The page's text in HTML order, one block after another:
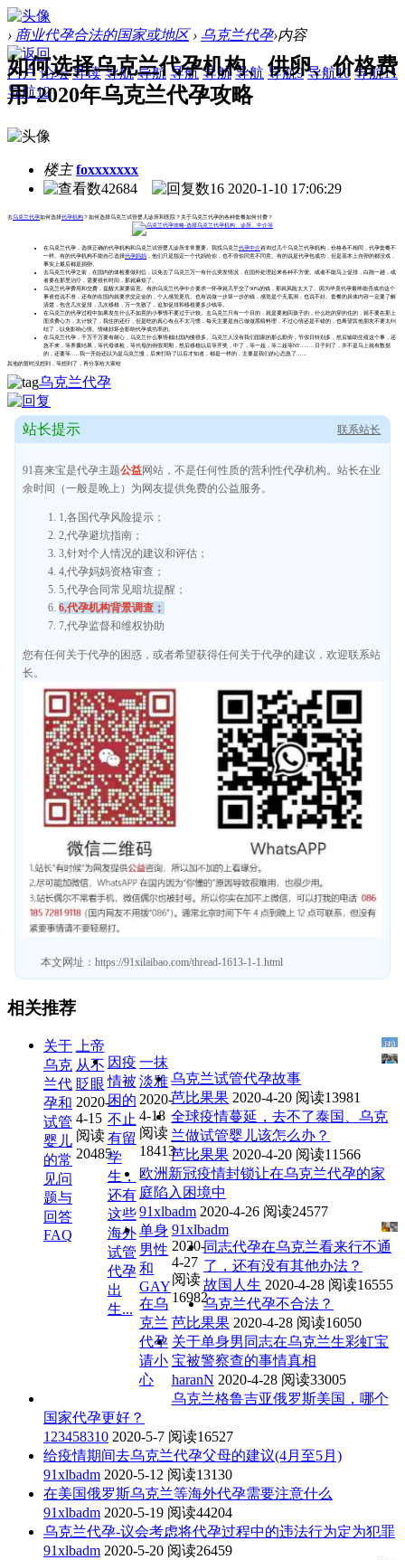
› 商业代孕合法的国家或地区 › 乌克兰代孕›内容
门户 论坛 导读 导航 导航 导航 导航 导航 导航9 导航10 导航11
导航12
如何选择乌克兰代孕机构、供卵、价格费
用-2020年乌克兰代孕攻略
楼主 foxxxxxxx
42684
16 2020-1-10 17:06:29
去乌克兰代孕如何选择代孕机构？如何选择乌克兰试管婴儿诊所和医院？关于乌克兰代孕的各种套餐如何付费？
在乌克兰代孕，选择正确的代孕机构和乌克兰试管婴儿诊所非常重要。我找乌克兰代孕中介咨询过几个乌克兰代孕机构，价格各不相同，代孕套餐不
一样。有的代孕机构不能自己选择代孕妈妈 ，他们只是指定一个代妈给你，也不管你同意不同意。有的说是代孕包成功，但是基本上自卵的都没戏，
事实上最后都是捐卵。
去乌克兰代孕之前，在国内的体检要做到位，以免去了乌克兰万一有什么突发情况，在国外处理起来各种不方便。或者不能马上促排，白跑一趟，或
者要在那里治疗，需要很长时间，那就麻烦了。
乌克兰代孕费用和交费，提醒大家要留意。有的乌克兰代孕中介要求一怀孕就几乎交了90%的钱，那就风险太大了。因为毕竟代孕最终能否成功这个
事谁也说不准，还有的在国内就要求交定金的，个人感觉更坑。也有说做一步算一步的钱，感觉是个无底洞，也说不好。套餐的具体内容一定要了解
清楚，包含几次促排，几次移植，万一失败了，追加促排和移植要多少钱等。
在乌克兰的代孕过程中如果发生什么不如意的小事情不要过于计较。去乌克兰只有一个目的，就是要抱回孩子的，什么吃的穿的住的，就不要在那上
面浪费心力，太计较了，我住的还行，但是吃的真心有点不太习惯，每天主要是自己做做黑暗料理，不过心情还是不错的，也希望其他朋友不要太纠
结了，以免影响心情。情绪好坏会影响代孕成功率的。
在乌克兰代孕，千万千万要有耐心，乌克兰什么事情都比国内慢很多。乌克兰人没有我们国家的那么勤劳，节假日特别多，然后辅助生殖这个事，还
急不来，等养囊结果，等代母体检，等代母的例假周期，然后移植以后等开奖，中了，等一超，等二超等NT........日子到了，并不是马上就有数据
的，还要等.....我一开始还以为是乌克兰慢，后来打听了以后才知道，都是一样的，主要是我们的心态急了......
其他的暂时没想到，等想到了，再分享给大家哈
乌克兰代孕
站长提示
91喜来宝是代孕主题公益网站，不是任何性质的营利性代孕机构。站长在业
余时间（一般是晚上）为网友提供免费的公益服务。
1,各国代孕风险提示；
2,代孕避坑指南；
3,针对个人情况的建议和评估；
4,代孕妈妈资格审查；
5,代孕合同常见暗坑提醒；
6,代孕机构背景调查；
7,代孕监督和维权协助
您有任何关于代孕的困惑，或者希望获得任何关于代孕的建议，欢迎联系站
长。
本文网址： https://91xilaibao.com/thread-1613-1-1.html
联系站长
相关推荐
关于
乌克
兰代
孕和
试管
婴儿
的常
见问
题与
回答
FAQ
上帝
从不
眨眼
2020-
4-15
阅读
20485
因疫
情被
困的
不止
有留
学
生，
还有
这些
海外
试管
代孕
出
生...
一抹
淡雅
2020-
4-18
阅读
18413
乌克兰试管代孕故事
芭比果果 2020-4-20 阅读13981
全球疫情蔓延，去不了泰国、乌克
兰做试管婴儿该怎么办？
芭比果果 2020-4-20 阅读11566
欧洲新冠疫情封锁让在乌克兰代孕的家
庭陷入困境中
91xlbadm 2020-4-26 阅读24577
单身
男性
和
GAY
在乌
克兰
代孕
请小
心
91xlbadm
2020-
4-27
阅读
16982
同志代孕在乌克兰看来行不通
了，还有没有其他办法？
故国人生 2020-4-28 阅读16555
乌克兰代孕不合法？
芭比果果 2020-4-28 阅读16050
关于单身男同志在乌克兰生彩虹宝
宝被警察查的事情真相
haranN 2020-4-28 阅读33005
乌克兰格鲁吉亚俄罗斯美国，哪个
国家代孕更好？
123458310 2020-5-7 阅读16527
给疫情期间去乌克兰代孕父母的建议(4月至5月)
91xlbadm 2020-5-12 阅读13130
在美国俄罗斯乌克兰等海外代孕需要注意什么
91xlbadm 2020-5-19 阅读44204
乌克兰代孕-议会考虑将代孕过程中的违法行为定为犯罪
91xlbadm 2020-5-20 阅读26459